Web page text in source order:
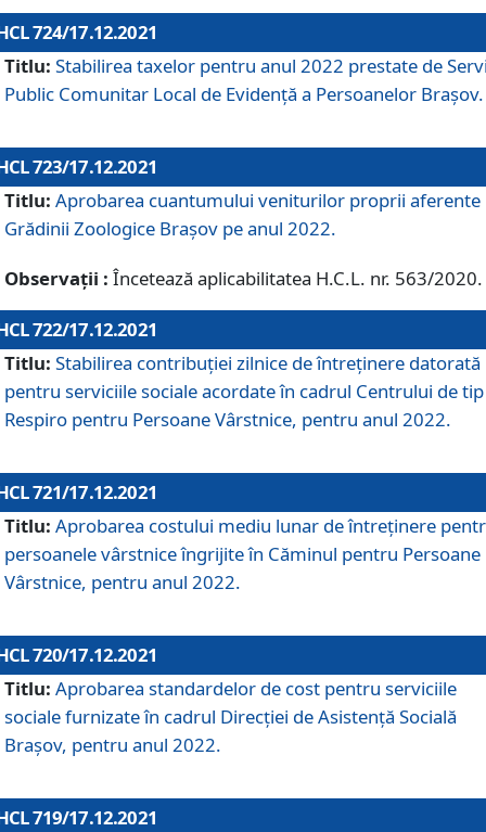
724/17.12.2021
Titlu: Stabilirea taxelor pentru anul 2022 prestate de
Public Comunitar Local de Evidență a Persoanelor Braşov.
723/17.12.2021
Titlu: Aprobarea cuantumului veniturilor proprii aferente
Grădinii Zoologice Braşov pe anul 2022.
Observații : Încetează aplicabilitatea H.C.L. nr. 563/2020.
722/17.12.2021
Titlu: Stabilirea contribuţiei zilnice de întreținere datorată
pentru serviciile sociale acordate în cadrul Centrului de tip
Respiro pentru Persoane Vârstnice, pentru anul 2022.
721/17.12.2021
Titlu: Aprobarea costului mediu lunar de întreţinere
persoanele vârstnice îngrijite în Căminul pentru Persoane
Vârstnice, pentru anul 2022.
720/17.12.2021
Titlu: Aprobarea standardelor de cost pentru serviciile
sociale furnizate în cadrul Direcției de Asistență Socială
Brașov, pentru anul 2022.
719/17.12.2021